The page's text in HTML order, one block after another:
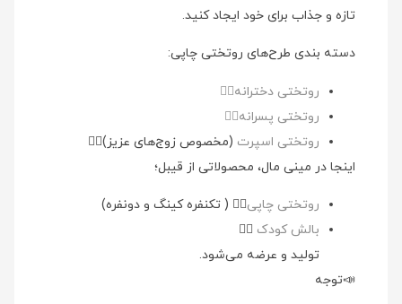
تازه و جذاب برای خود ایجاد کنید.
دسته بندی طرح‌های روتختی چاپی:
روتختی دخترانه👉🏻
روتختی پسرانه👉🏻
روتختی اسپرت (مخصوص زوج‌های عزیز)👉🏻
اینجا در مینی مال، محصولاتی از قیبل؛
روتختی چاپی👉🏻 ( تکنفره کینگ و دونفره)
بالش کودک 👉🏻
تولید و عرضه می‌شود.
📣توجه